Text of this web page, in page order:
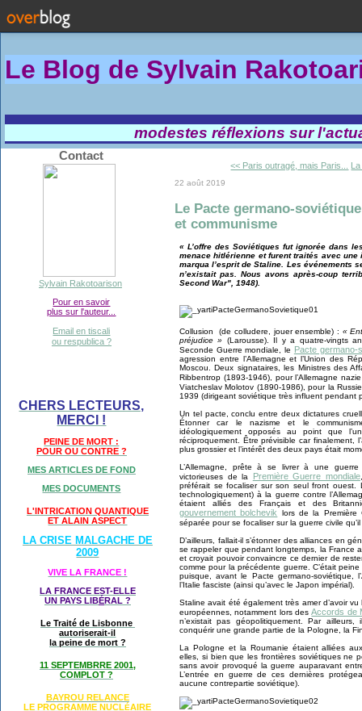
Le Blog de Sylvain Rakotoa
modestes réflexions sur
Contact
Sylvain Rakotoarison
Pour en savoir
plus sur l'auteur...
Email en tiscali
ou respublica ?
CHERS LECTEURS,
MERCI !
PEINE DE MORT :
POUR OU CONTRE ?
MES ARTICLES DE FOND
MES DOCUMENTS
L'INTRICATION QUANTIQUE
ET ALAIN ASPECT
LA CRISE MALGACHE DE
2009
VIVE LA FRANCE !
LA FRANCE EST-ELLE
UN PAYS LIBÉRAL ?
Le Traité de Lisbonne
autoriserait-il
la peine de mort ?
11 SEPTEMBRRE 2001,
COMPLOT ?
BAYROU RELANCE
LE PROGRAMME NUCLÉAIRE
<< Paris outragé, mais Paris...
22 août 2019
Le Pacte germano-
et communisme
« L’offre des Soviétiques fut ignorée dans
menace hitlérienne et furent traités avec
marqua l’esprit de Staline. Les événements
n’existait pas. Nous avons après-coup
Second War", 1948).
Collusion (de colludere, jouer ensemble) : «
préjudice »
(Larousse). Il y a quatre-vingts
Seconde Guerre mondiale, le Pacte germano-
agression entre l’Allemagne et l’Union des
Moscou. Deux signataires, les Ministres des
Ribbentrop (1893-1946), pour l’Allemagne
Viatcheslav Molotov (1890-1986), pour la
1939 (dirigeant soviétique très influent
Un tel pacte, conclu entre deux dictatures
Étonner car le nazisme et le
idéologiquement opposés au point que
réciproquement. Être prévisible car finalement,
plus grossier et l’intérêt des deux pays était
L’Allemagne, prête à se livrer à une
victorieuses de la
Première Guerre mondiale
préférait se focaliser sur son seul front ouest.
technologiquement) à la guerre contre
étaient alliés des Français et des
gouvernement bolchevik
lors de la Première
séparée pour se focaliser sur la guerre civile
D’ailleurs, fallait-il s’étonner des alliances en
se rappeler que pendant longtemps, la France
et croyait pouvoir convaincre ce dernier de
comme pour la précédente guerre. C’était
puisque, avant le Pacte germano-soviétique,
l’Italie fasciste (ainsi qu’avec le Japon impérial).
Staline avait été également très amer d’avoir
européennes, notamment lors desAccords de
n’existait pas géopolitiquement. Par
conquérir une grande partie de la Pologne, la
La Pologne et la Roumanie étaient alliées
elles, si bien que les frontières soviétiques ne
sans avoir provoqué la guerre auparavant
L’entrée en guerre de ces dernières
aucune contrepartie soviétique).